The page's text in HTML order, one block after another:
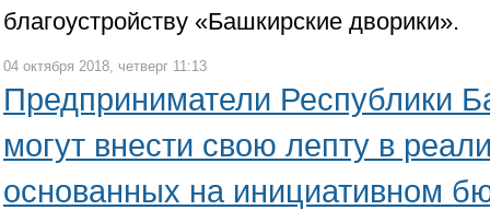
благоустройству «Башкирские дворики».
04 октября 2018, четверг 11:13
Предприниматели Республики
могут внести свою лепту в
основанных на инициативном